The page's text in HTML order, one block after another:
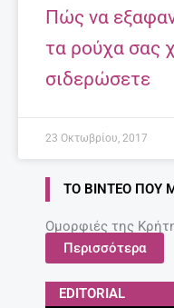
Πώς να
τα ρούχα σας
σιδερώσετε
23 Οκτωβρίου, 2017
ΤΟ ΒΊΝΤΕΟ ΠΟΥ
Ομορφιές της
Περισσότερα
EDITORIAL